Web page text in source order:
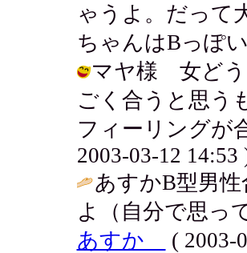
ゃうよ。だって
ちゃんはBっぽ
マヤ様 女どう
ごく合うと思う
フィーリングが
2003-03-12 14:53
あすかB型男
よ（自分で思っ
あすか
( 2003-